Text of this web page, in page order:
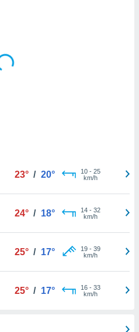
23° / 20° 10- 25
km/h
24° / 18° 14- 32
km/h
25° / 17° 19- 39
km/h
25° / 17° 16- 33
km/h